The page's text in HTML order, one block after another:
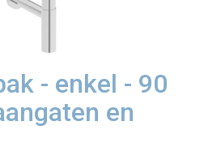
- enkel - 90
en